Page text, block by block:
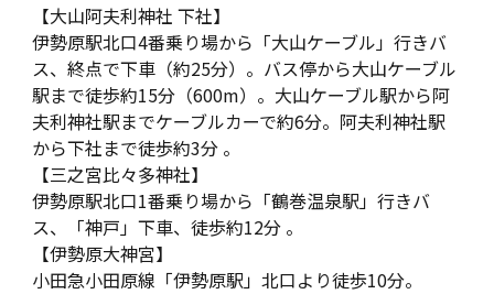
【大山阿夫利神社 下社】
伊勢原駅北口4番乗り場から「大山ケーブル」行きバ
ス、終点で下車（約25分）。バス停から大山ケーブル
駅まで徒歩約15分（600m）。大山ケーブル駅から阿
夫利神社駅までケーブルカーで約6分。阿夫利神社駅
から下社まで徒歩約3分 。
【三之宮比々多神社】
伊勢原駅北口1番乗り場から「鶴巻温泉駅」行きバ
ス、「神戸」下車、徒歩約12分 。
【伊勢原大神宮】
小田急小田原線「伊勢原駅」北口より徒歩10分。